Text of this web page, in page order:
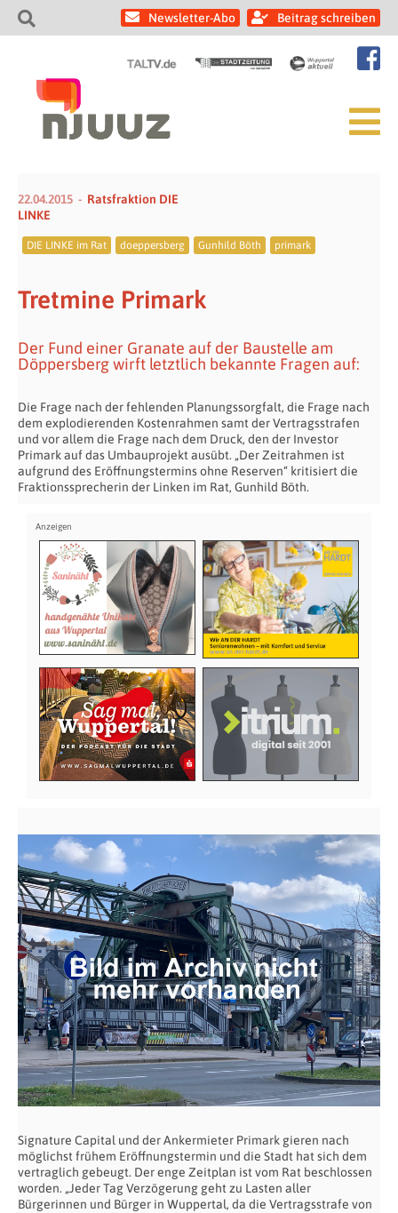
Newsletter-Abo Beitrag schreiben
22.04.2015
Ratsfraktion DIE
LINKE
DIE LINKE im Rat doeppersberg Gunhild Böth primark
Tretmine Primark
Der Fund einer Granate auf der Baustelle am
Döppersberg wirft letztlich bekannte Fragen auf:
Die Frage nach der fehlenden Planungssorgfalt, die Frage nach
dem explodierenden Kostenrahmen samt der Vertragsstrafen
und vor allem die Frage nach dem Druck, den der Investor
Primark auf das Umbauprojekt ausübt. „Der Zeitrahmen ist
aufgrund des Eröffnungstermins ohne Reserven“ kritisiert die
Fraktionssprecherin der Linken im Rat, Gunhild Böth.
Signature Capital und der Ankermieter Primark gieren nach
möglichst frühem Eröffnungstermin und die Stadt hat sich dem
vertraglich gebeugt. Der enge Zeitplan ist vom Rat beschlossen
worden. „Jeder Tag Verzögerung geht zu Lasten aller
Bürgerinnen und Bürger in Wuppertal, da die Vertragsstrafe von